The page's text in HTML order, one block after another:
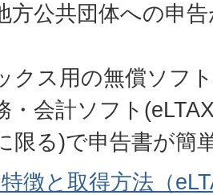
方公共団体への申
クス用の無償ソフ
・会計ソフト
限る)で申告書が簡
徴と取得方法（